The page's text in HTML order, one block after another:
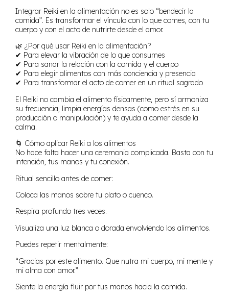
Integrar Reiki en la alimentación no es solo “bendecir la
comida”. Es transformar el vínculo con lo que comes, con tu
cuerpo y con el acto de nutrirte desde el amor.
🌿 ¿Por qué usar Reiki en la alimentación?
✔ Para elevar la vibración de lo que consumes
✔ Para sanar la relación con la comida y el cuerpo
✔ Para elegir alimentos con más conciencia y presencia
✔ Para transformar el acto de comer en un ritual sagrado
El Reiki no cambia el alimento físicamente, pero sí armoniza
su frecuencia, limpia energías densas (como estrés en su
producción o manipulación) y te ayuda a comer desde la
calma.
🌀 Cómo aplicar Reiki a los alimentos
No hace falta hacer una ceremonia complicada. Basta con tu
intención, tus manos y tu conexión.
Ritual sencillo antes de comer:
Coloca las manos sobre tu plato o cuenco.
Respira profundo tres veces.
Visualiza una luz blanca o dorada envolviendo los alimentos.
Puedes repetir mentalmente:
“Gracias por este alimento. Que nutra mi cuerpo, mi mente y
mi alma con amor.”
Siente la energía fluir por tus manos hacia la comida.